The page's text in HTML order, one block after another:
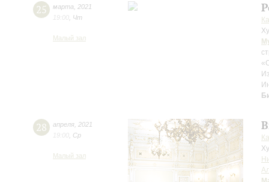
25 марта
2021
19:00 Чт
Малый зал
28 апреля 2021
19:00 Ср
Малый зал